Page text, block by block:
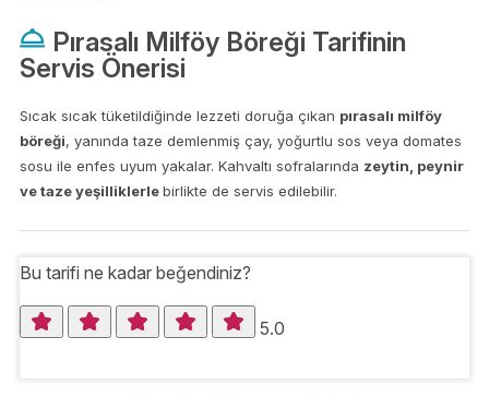
Pırasalı Milföy Böreği Tarifinin
Servis Önerisi
Sıcak sıcak tüketildiğinde lezzeti doruğa çıkan pırasalı milföy
böreği, yanında taze demlenmiş çay, yoğurtlu sos veya domates
sosu ile enfes uyum yakalar. Kahvaltı sofralarında zeytin, peynir
ve taze yeşilliklerlebirlikte de servis edilebilir.
Bu tarifi ne kadar beğendiniz?
5.0